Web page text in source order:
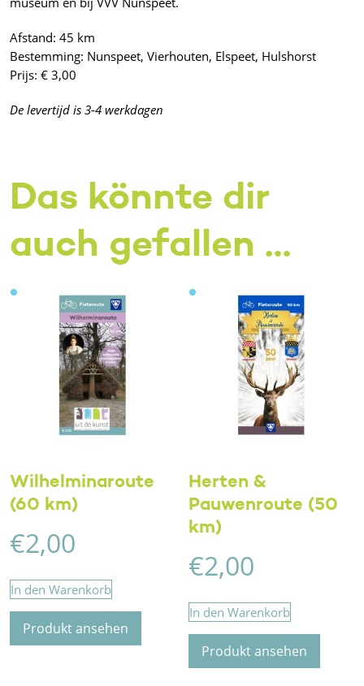
Afstand: 45 km
Bestemming: Nunspeet, Vierhouten, Elspeet, Hulshorst
Prijs: € 3,00
De levertijd is 3-4 werkdagen
Das könnte dir
auch gefallen …
Wilhelminaroute
(60 km)
€2,00
In den Warenkorb
Produkt ansehen
Herten &
Pauwenroute (50
km)
€2,00
In den Warenkorb
Produkt ansehen